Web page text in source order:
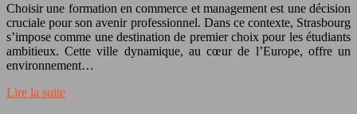
Choisir une formation en commerce et management est une décision
cruciale pour son avenir professionnel. Dans ce contexte, Strasbourg
s’impose comme une destination de premier choix pour les étudiants
ambitieux. Cette ville dynamique, au cœur de l’Europe, offre un
environnement…
Lire la suite